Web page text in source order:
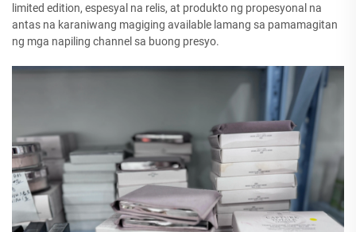
limited edition, espesyal na relis, at produkto ng propesyonal na
antas na karaniwang magiging available lamang sa pamamagitan
ng mga napiling channel sa buong presyo.